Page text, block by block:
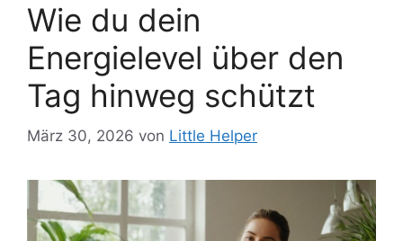
Wie du dein
Energielevel über den
Tag hinweg schützt
März 30, 2026 von Little Helper